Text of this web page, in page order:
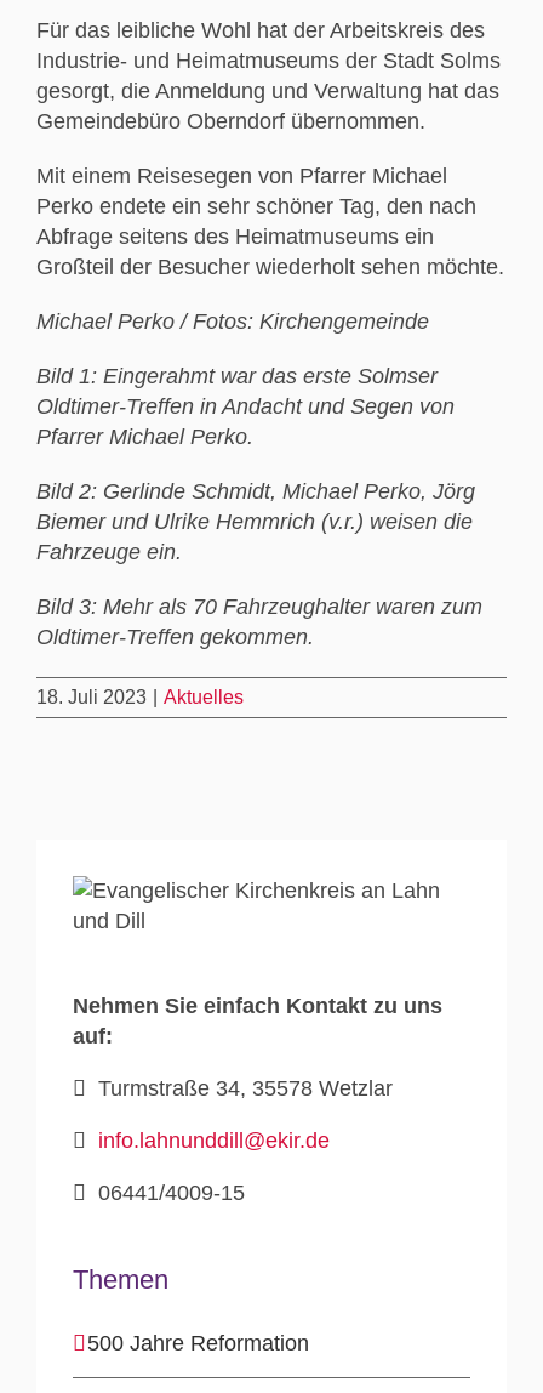
Für das leibliche Wohl hat der Arbeitskreis des
Industrie- und Heimatmuseums der Stadt Solms
gesorgt, die Anmeldung und Verwaltung hat das
Gemeindebüro Oberndorf übernommen.
Mit einem Reisesegen von Pfarrer Michael
Perko endete ein sehr schöner Tag, den nach
Abfrage seitens des Heimatmuseums ein
Großteil der Besucher wiederholt sehen möchte.
Michael Perko / Fotos: Kirchengemeinde
Bild 1: Eingerahmt war das erste Solmser
Oldtimer-Treffen in Andacht und Segen von
Pfarrer Michael Perko.
Bild 2: Gerlinde Schmidt, Michael Perko, Jörg
Biemer und Ulrike Hemmrich (v.r.) weisen die
Fahrzeuge ein.
Bild 3: Mehr als 70 Fahrzeughalter waren zum
Oldtimer-Treffen gekommen.
18. Juli 2023 Aktuelles
Nehmen Sie einfach Kontakt zu uns
auf:
Turmstraße 34, 35578 Wetzlar
info.lahnunddill@ekir.de
06441/4009-15
Themen
500 Jahre Reformation